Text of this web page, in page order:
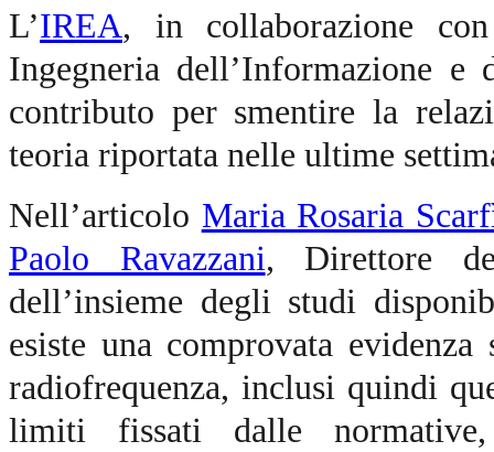
L’IREA, in collaborazione
Ingegneria dell’Informazione
contributo per smentire la
teoria riportata nelle ultime
Nell’articolo Maria Rosaria
Paolo Ravazzani, Direttore
dell’insieme degli studi
esiste una comprovata
radiofrequenza, inclusi quindi
limiti fissati dalle